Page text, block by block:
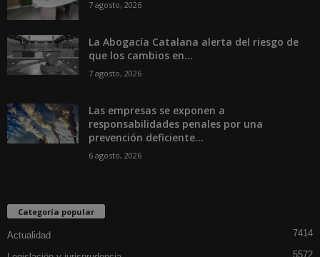
7 agosto, 2026
La Abogacía Catalana alerta del riesgo de
que los cambios en...
7 agosto, 2026
Las empresas se exponen a
responsabilidades penales por una
prevención deficiente...
6 agosto, 2026
Categoría popular
Actualidad 7414
5572